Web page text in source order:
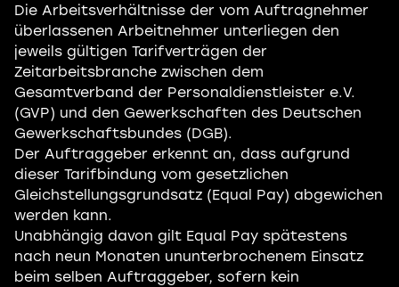
Die Arbeitsverhältnisse der vom Auftragnehmer
überlassenen Arbeitnehmer unterliegen den
jeweils gültigen Tarifverträgen der
Zeitarbeitsbranche zwischen dem
Gesamtverband der Personaldienstleister e.V.
(GVP) und den Gewerkschaften des Deutschen
Gewerkschaftsbundes (DGB).
Der Auftraggeber erkennt an, dass aufgrund
dieser Tarifbindung vom gesetzlichen
Gleichstellungsgrundsatz (Equal Pay) abgewichen
werden kann.
Unabhängig davon gilt Equal Pay spätestens
nach neun Monaten ununterbrochenem Einsatz
beim selben Auftraggeber, sofern kein